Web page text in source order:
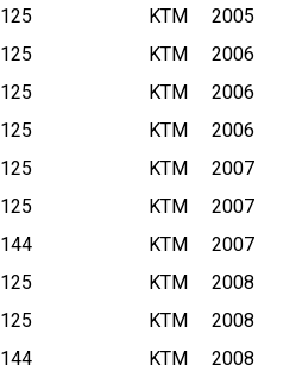
2005
KTM
125 SX
2006
KTM
125 EXC
2006
KTM
125 SX
2006
KTM
125 SX
2007
KTM
125 EXC
2007
KTM
125 SX
2007
KTM
144 SX
2008
KTM
125 EXC
2008
KTM
125 SX
2008
KTM
144 SX